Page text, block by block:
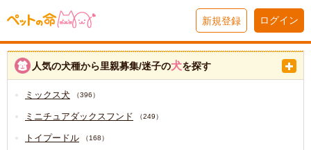
新規登録 ログイン
人気の犬種から里親募集/迷子の犬を探す
ミックス犬 （396）
ミニチュアダックスフンド （249）
トイプードル （168）